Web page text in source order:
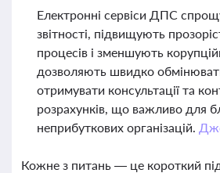
Електронні сервіси ДПС
звітності, підвищують
процесів і зменшують
дозволяють швидко
отримувати консультації та
розрахунків, що важливо для
неприбуткових організацій.
Кожне з питань — це короткий